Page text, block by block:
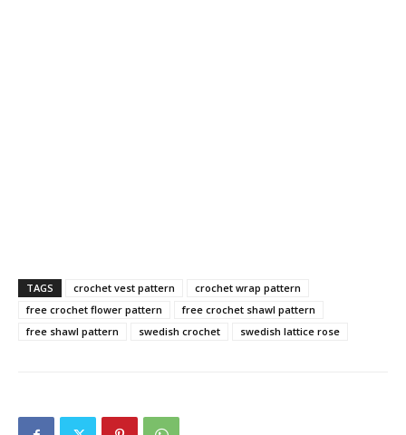
TAGS crochet vest pattern
crochet wrap pattern
free crochet flower pattern
free crochet shawl pattern
free shawl pattern
swedish crochet swedish lattice rose